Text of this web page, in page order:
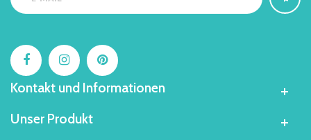
Kontakt und Informationen
Unser Produkt